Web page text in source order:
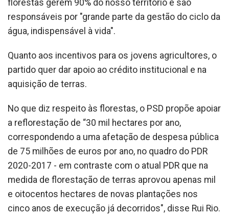
florestas gerem 90% do nosso território e são
responsáveis por "grande parte da gestão do ciclo da
água, indispensável à vida".
Quanto aos incentivos para os jovens agricultores, o
partido quer dar apoio ao crédito institucional e na
aquisição de terras.
No que diz respeito às florestas, o PSD propõe apoiar
a reflorestação de “30 mil hectares por ano,
correspondendo a uma afetação de despesa pública
de 75 milhões de euros por ano, no quadro do PDR
2020-2017 - em contraste com o atual PDR que na
medida de florestação de terras aprovou apenas mil
e oitocentos hectares de novas plantações nos
cinco anos de execução já decorridos", disse Rui Rio.